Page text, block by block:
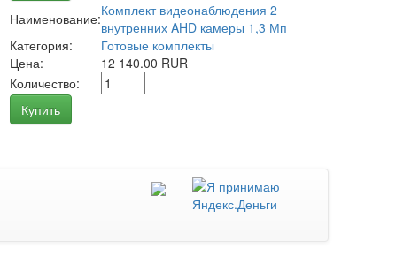
Наименование:Комплект видеонаблюдения 2
внутренних AHD камеры 1,3 Мп
Категория:
Готовые комплекты
Цена:
12 140.00 RUR
Количество:
Купить